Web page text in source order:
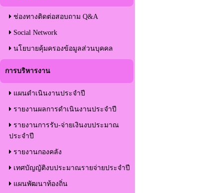
ช่องทางติดต่อสอบถาม Q&A
Social Network
นโยบายคุ้มครองข้อมูลส่วนบุคคล
การบริหารงาน
แผนดำเนินงานประจำปี
รายงานผลการดำเนินงานประจำปี
รายงานการรับ-จ่ายเงินงบประมาณ
ประจำปี
รายงานกองคลัง
เทศบัญญัติงบประมาณรายจ่ายประจำปี
แผนพัฒนาท้องถิ่น